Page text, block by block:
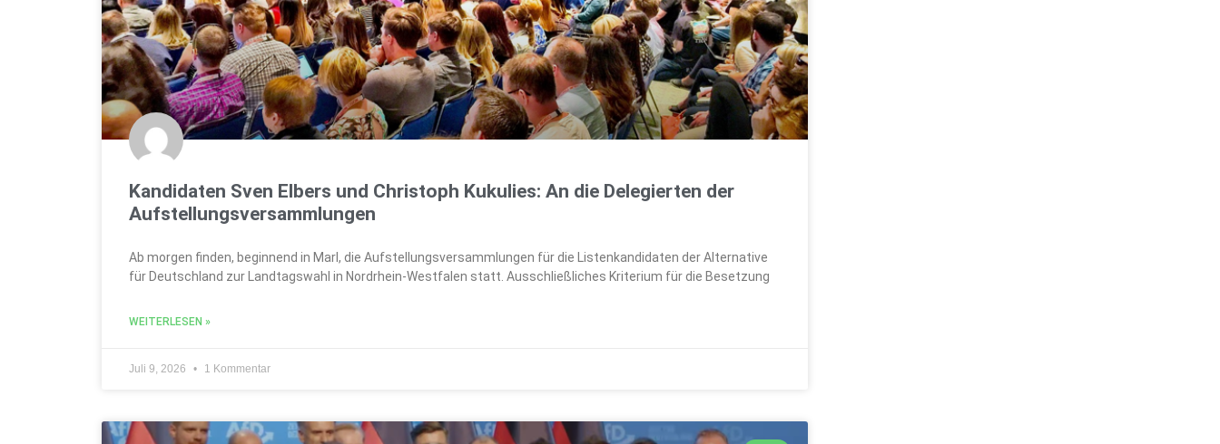
Kandidaten Sven Elbers und Christoph Kukulies: An die Delegierten der
Aufstellungsversammlungen
Ab morgen finden, beginnend in Marl, die Aufstellungsversammlungen für die Listenkandidaten der Alternative
für Deutschland zur Landtagswahl in Nordrhein-Westfalen statt. Ausschließliches Kriterium für die Besetzung
WEITERLESEN »
Juli 9, 2026 1 Kommentar